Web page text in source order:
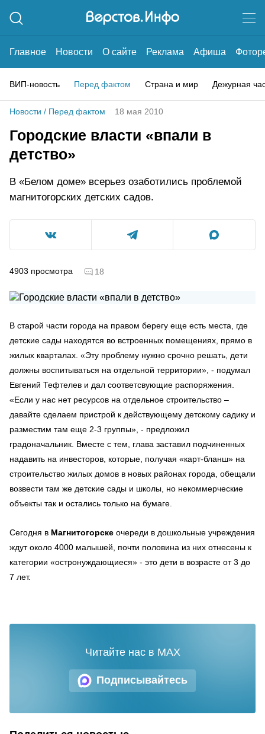
Главное Новости О сайте Реклама Афиша
ВИП-новость Перед фактом Страна и мир Дежурная
Новости / Перед фактом 18 мая 2010
Городские власти «впали в
детство»
В «Белом доме» всерьез озаботились проблемой
магнитогорских детских садов.
4903 просмотра 18
В старой части города на правом берегу еще есть места, где
детские сады находятся во встроенных помещениях, прямо в
жилых кварталах. «Эту проблему нужно срочно решать, дети
должны воспитываться на отдельной территории», - подумал
Евгений Тефтелев и дал соответсвующие распоряжения.
«Если у нас нет ресурсов на отдельное строительство –
давайте сделаем пристрой к действующему детскому садику и
разместим там еще 2-3 группы», - предложил
градоначальник. Вместе с тем, глава заставил подчиненных
надавить на инвесторов, которые, получая «карт-бланш» на
строительство жилых домов в новых районах города, обещали
возвести там же детские сады и школы, но некоммерческие
объекты так и остались только на бумаге.
Сегодня в Магнитогорске очереди в дошкольные учреждения
ждут около 4000 малышей, почти половина из них отнесены к
категории «остронуждающиеся» - это дети в возрасте от 3 до
7 лет.
Подписывайтесь
Читайте нас в MAX